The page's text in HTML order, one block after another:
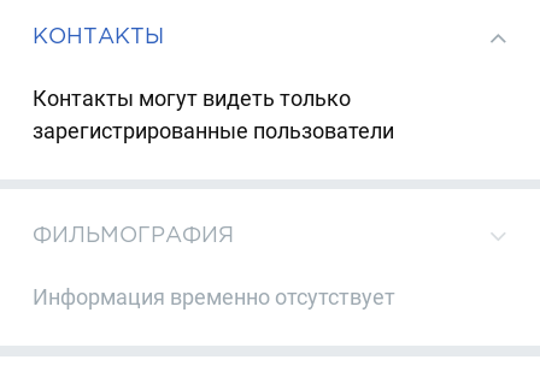
КОНТАКТЫ
Контакты могут видеть только
зарегистрированные пользователи
ФИЛЬМОГРАФИЯ
Информация временно отсутствует